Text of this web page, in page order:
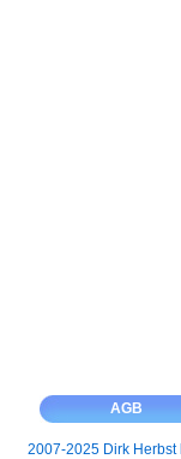
AGB
2007-2025 Dirk Herbst